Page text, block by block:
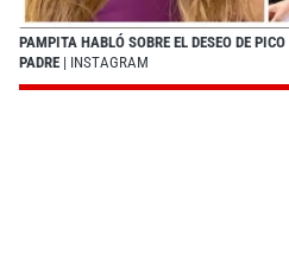
PAMPITA HABLÓ SOBRE EL DESEO DE
PADRE | INSTAGRAM